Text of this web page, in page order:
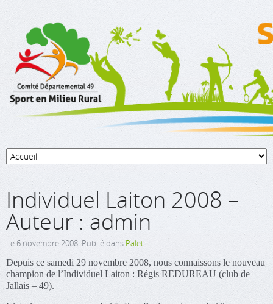
Individuel Laiton 2008 –
Auteur : admin
Le 6 novembre 2008. Publié dans Palet
Depuis ce samedi 29 novembre 2008, nous connaissons le nouveau
champion de l’Individuel Laiton : Régis REDUREAU (club de
Jallais – 49).